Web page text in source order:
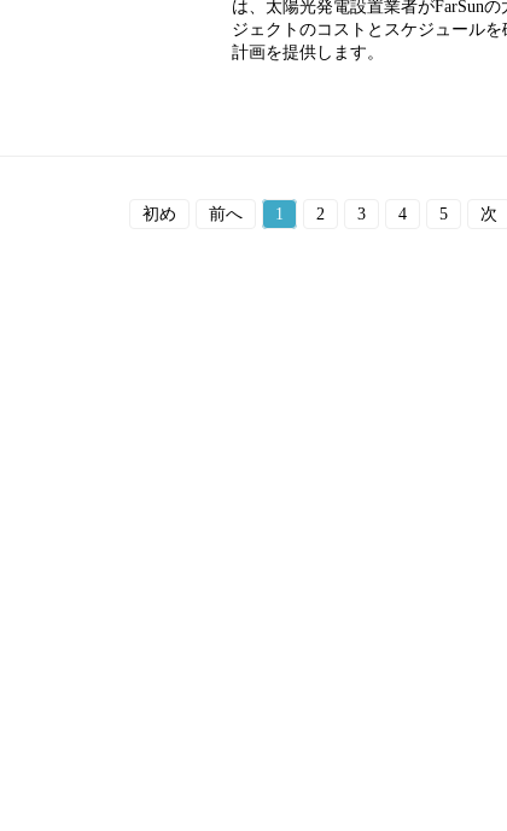
は、太陽光発電設置業者がFarSun
ジェクトのコストとスケジュール
計画を提供します。
初め 前へ 1 2 3 4 5 次